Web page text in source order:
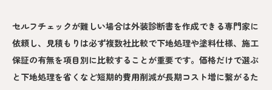
セルフチェックが難しい場合は外装診断書を作成できる専門家に
依頼し、見積もりは必ず複数社比較で下地処理や塗料仕様、施工
保証の有無を項目別に比較することが重要です。価格だけで選ぶ
と下地処理を省くなど短期的費用削減が長期コスト増に繋がるた